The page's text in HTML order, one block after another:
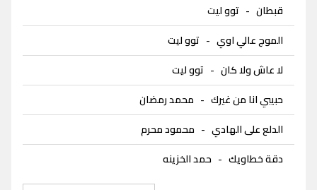
قبطان - توو ليت
الموج عالي اوي - توو ليت
لا عاش ولا كان - توو ليت
حبيبي انا من غيرك - محمد رمضان
الدلع على الهادي - محمود محرم
دقة خطاويك - حمد الخزينه